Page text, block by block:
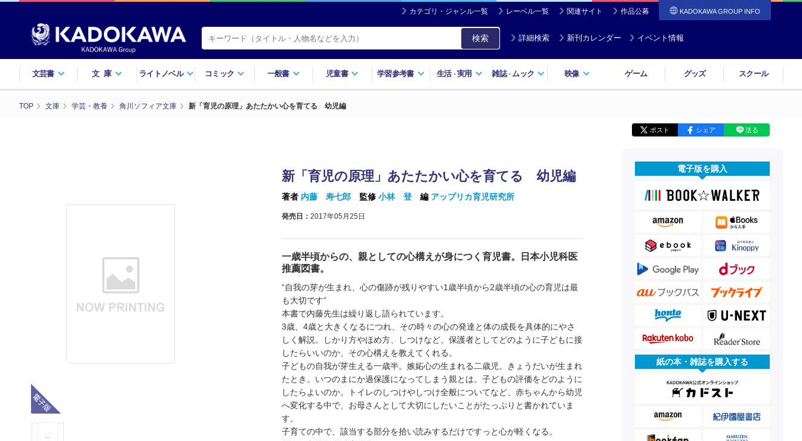
カテゴリ・ジャンル一覧 レーベル一覧 関連サイト 作品公募 KADOKAWA GROUP INFO
検索 詳細検索 新刊カレンダー イベント情報
文芸書 文庫 ライトノベル コミック 一般書 児童書 学習参考書 生活・実用 雑誌・ ムック 映像 ゲーム グッズ スクール
TOP 文庫 学芸・教養 角川ソフィア文庫 新「育児の原理」あたたかい心を育てる 幼児編
ポスト シェア 送る
新「育児の原理」あたたかい心を育てる 幼児編
著者 内藤 寿七郎 監修 小林 登 編 アップリカ育児研究所
発売日： 2017年05月25日
一歳半頃からの、親としての心構えが身につく育児書。日本小児科医
推薦図書。
“自我の芽が生まれ、心の傷跡が残りやすい1歳半頃から2歳半頃の心の育児は最
も大切です”
本書で内藤先生は繰り返し語られています。
3歳、4歳と大きくなるにつれ、その時々の心の発達と体の成長を具体的にやさ
しく解説。しかり方やほめ方、しつけなど、保護者としてどのように子どもに接
したらいいのか、その心構えを教えてくれる。
子どもの自我が芽生える一歳半。嫉妬心の生まれる二歳児。きょうだいが生まれ
たとき。いつのまにか過保護になってしまう親とは。子どもの評価をどのように
したらよいのか。トイレのしつけやしつけ全般についてなど、赤ちゃんから幼児
へ変化する中で、お母さんとして大切にしたいことがたっぷりと書かれていま
す。
子育ての中で、該当する部分を拾い読みするだけですっと心が軽くなる。
電子版を購入
紙の本・雑誌を購入する